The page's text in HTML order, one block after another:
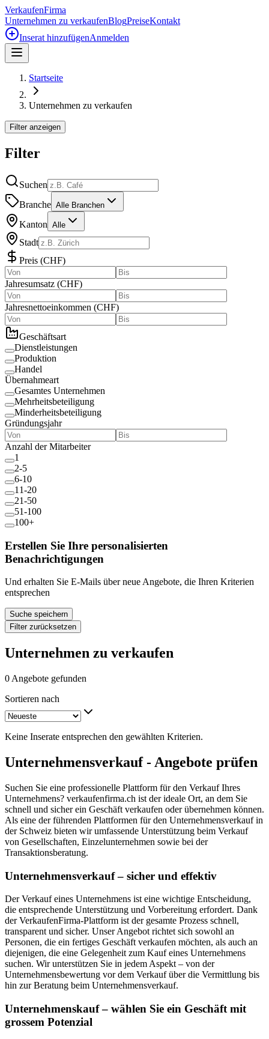
VerkaufenFirma
Unternehmen zu verkaufenBlogPreiseKontakt
Inserat hinzufügenAnmelden
Startseite
Unternehmen zu verkaufen
Filter anzeigen
Filter
Suchen
Branche Alle Branchen
Kanton Alle
Stadt
Preis (CHF)
Jahresumsatz (CHF)
Jahresnettoeinkommen (CHF)
Geschäftsart
Dienstleistungen
Produktion
Handel
Übernahmeart
Gesamtes Unternehmen
Mehrheitsbeteiligung
Minderheitsbeteiligung
Gründungsjahr
Anzahl der Mitarbeiter
1
2-5
6-10
11-20
21-50
51-100
100+
Erstellen Sie Ihre personalisierten
Benachrichtigungen
Und erhalten Sie E-Mails über neue Angebote, die Ihren Kriterien
entsprechen
Suche speichern
Filter zurücksetzen
Unternehmen zu verkaufen
0 Angebote gefunden
Sortieren nach
Keine Inserate entsprechen den gewählten Kriterien.
Unternehmensverkauf - Angebote prüfen
Suchen Sie eine professionelle Plattform für den Verkauf Ihres
Unternehmens? verkaufenfirma.ch ist der ideale Ort, an dem Sie
schnell und sicher ein Geschäft verkaufen oder übernehmen können.
Als eine der führenden Plattformen für den Unternehmensverkauf in
der Schweiz bieten wir umfassende Unterstützung beim Verkauf
von Gesellschaften, Einzelunternehmen sowie bei der
Transaktionsberatung.
Unternehmensverkauf – sicher und effektiv
Der Verkauf eines Unternehmens ist eine wichtige Entscheidung,
die entsprechende Unterstützung und Vorbereitung erfordert. Dank
der VerkaufenFirma-Plattform ist der gesamte Prozess schnell,
transparent und sicher. Unser Angebot richtet sich sowohl an
Personen, die ein fertiges Geschäft verkaufen möchten, als auch an
diejenigen, die eine Gelegenheit zum Kauf eines Unternehmens
suchen. Wir unterstützen Sie in jedem Aspekt – von der
Unternehmensbewertung vor dem Verkauf über die Vermittlung bis
hin zur Beratung beim Unternehmensverkauf.
Unternehmenskauf – wählen Sie ein Geschäft mit
grossem Potenzial